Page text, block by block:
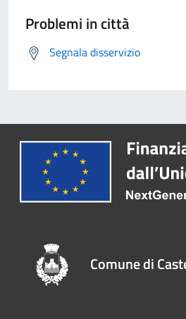
Problemi in città
Segnala disservizio
Comune di